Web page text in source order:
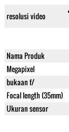
resolusi video
Nama Produk
Megapixel
bukaan f/
Focal length (35mm)
Ukuran sensor